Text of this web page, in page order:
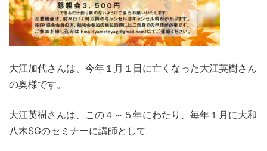
大江加代さんは、今年１月１日に亡くなった大江英樹さん
の奥様です。
大江英樹さんは、この４～５年にわたり、毎年１月に大和
八木SGのセミナーに講師として